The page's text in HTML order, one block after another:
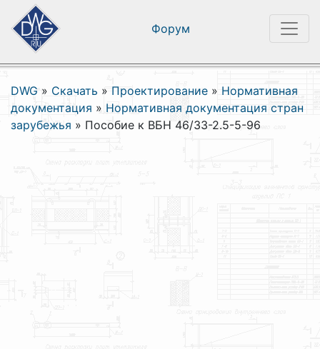
Форум
DWG » Скачать » Проектирование » Нормативная
документация » Нормативная документация стран
зарубежья » Пособие к ВБН 46/33-2.5-5-96